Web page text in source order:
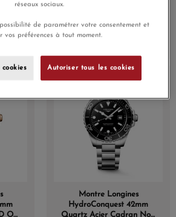
Or
Quartz Acier & PVD Or
Jaune Cadran Noir Sablé
Or
Montre Longines
HydroConquest 42mm
Quartz Acier Cadran Noir
réseaux sociaux.
de paramétrer votre consentement et
vos préférences à tout moment.
Autoriser tous les cookies